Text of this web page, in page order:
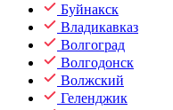
Буйнакск
Владикавказ
Волгоград
Волгодонск
Волжский
Геленджик